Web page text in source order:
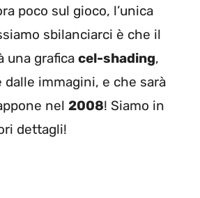
poco sul gioco, l’unica
sbilanciarci è che il
una grafica cel-shading,
dalle immagini, e che sarà
nel 2008! Siamo in
dettagli!